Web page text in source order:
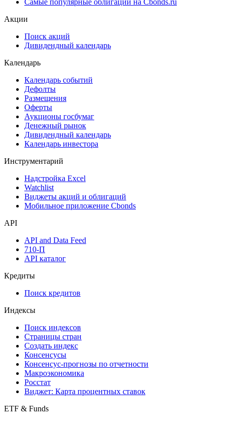
Самые популярные облигации на Cbonds.ru
Акции
Поиск акций
Дивидендный календарь
Календарь
Календарь событий
Дефолты
Размещения
Оферты
Аукционы госбумаг
Денежный рынок
Дивидендный календарь
Календарь инвестора
Инструментарий
Надстройка Excel
Watchlist
Виджеты акций и облигаций
Мобильное приложение Cbonds
API
API and Data Feed
710-П
API каталог
Кредиты
Поиск кредитов
Индексы
Поиск индексов
Страницы стран
Создать индекс
Консенсусы
Консенсус-прогнозы по отчетности
Макроэкономика
Росстат
Виджет: Карта процентных ставок
ETF & Funds